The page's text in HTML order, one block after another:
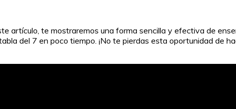
artículo, te mostraremos una forma sencilla y efectiva de
del 7 en poco tiempo. ¡No te pierdas esta oportunidad de